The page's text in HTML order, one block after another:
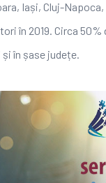
Iași, Cluj-
în 2019. Circa
în șase județe.